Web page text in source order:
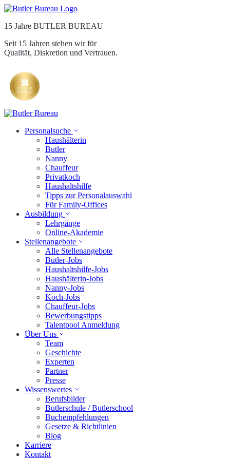
15 Jahre BUTLER BUREAU
Seit 15 Jahren stehen wir für
Qualität, Diskretion und Vertrauen.
Personalsuche
Haushälterin
Butler
Nanny
Chauffeur
Privatkoch
Haushaltshilfe
Tipps zur Personalauswahl
Für Family-Offices
Ausbildung
Lehrgänge
Online-Akademie
Stellenangebote
Alle Stellenangebote
Butler-Jobs
Haushaltshilfe-Jobs
Haushälterin-Jobs
Nanny-Jobs
Koch-Jobs
Chauffeur-Jobs
Bewerbungstipps
Talentpool Anmeldung
Über Uns
Team
Geschichte
Experten
Partner
Presse
Wissenswertes
Berufsbilder
Butlerschule / Butlerschool
Buchempfehlungen
Gesetze & Richtlinien
Blog
Karriere
Kontakt